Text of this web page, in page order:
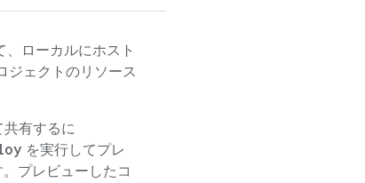
、ローカルにホスト
ジェクトのリソース
共有するに
を実行してプレ
プレビューしたコ